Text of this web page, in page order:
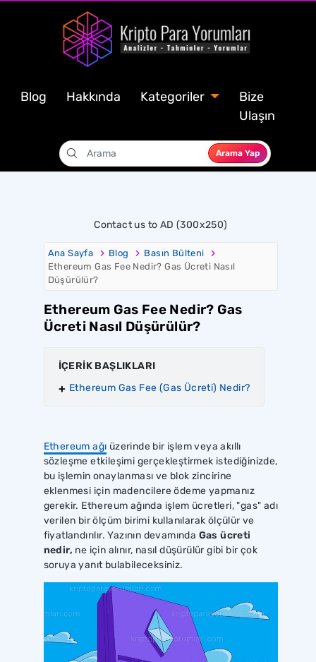
Blog Hakkında Kategoriler
Bize
Ulaşın
Arama Yap
Contact us to AD (300x250)
Ana Sayfa Blog
Basın Bülteni
Ethereum Gas Fee Nedir? Gas Ücreti Nasıl
Düşürülür?
Ethereum Gas Fee Nedir? Gas
Ücreti Nasıl Düşürülür?
İÇERİK BAŞLIKLARI
Ethereum Gas Fee (Gas Ücreti) Nedir?
Ethereum ağı üzerinde bir işlem veya akıllı
sözleşme etkileşimi gerçekleştirmek istediğinizde,
bu işlemin onaylanması ve blok zincirine
eklenmesi için madencilere ödeme yapmanız
gerekir. Ethereum ağında işlem ücretleri, "gas" adı
verilen bir ölçüm birimi kullanılarak ölçülür ve
fiyatlandırılır. Yazının devamında Gas ücreti
nedir, ne için alınır, nasıl düşürülür gibi bir çok
soruya yanıt bulabileceksiniz.